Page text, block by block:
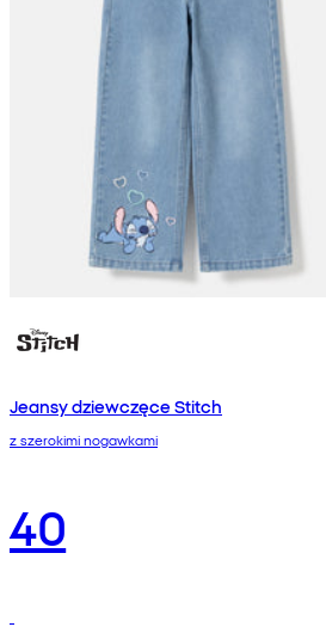
Jeansy dziewczęce Stitch
z szerokimi nogawkami
40